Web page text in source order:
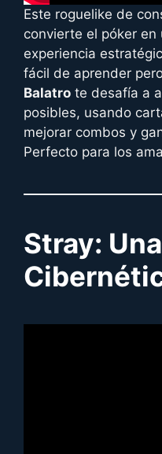
Este roguelike de
convierte el póker en
experiencia
fácil de aprender
Balatro te desafía a
posibles, usando
mejorar combos y
Perfecto para los
Stray: